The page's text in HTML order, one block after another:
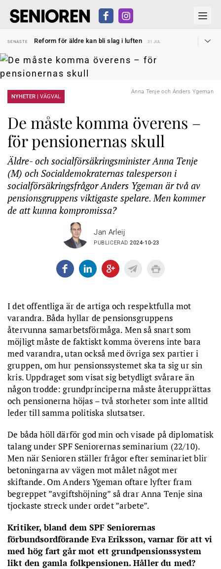
SENASTE
Reform för äldre kan bli slag i luften
31 JUL
SENASTE
Dom öppnar för rätt till garantipension
30 JUL
Snart kan telefonförsäljning förbjudas i Sverige
SENASTE
Hyror rusar ifrån äldres bostadstillägg
Sven Hagströmer sommarpratar
26 JUL
Reform för äldre kan bli slag i luften
Anna Tenje och Anders Ygeman
NYHETER | VÄGVAL
De måste komma överens –
för pensionernas skull
Äldre- och socialförsäkringsminister Anna Tenje
(M) och Socialdemokraternas talesperson i
socialförsäkringsfrågor Anders Ygeman är två av
pensionsgruppens viktigaste spelare. Men kommer
de att kunna kompromissa?
Jan Arleij
PUBLICERAD2024-10-23
I det offentliga är de artiga och respektfulla mot
varandra. Båda hyllar de pensionsgruppens
återvunna samarbetsförmåga. Men så snart som
möjligt måste de faktiskt komma överens inte bara
med varandra, utan också med övriga sex partier i
gruppen, om hur pensionssystemet ska ta sig ur sin
kris. Uppdraget som visat sig betydligt svårare än
någon trodde: grundprinciperna måste återupprättas
och pensionerna höjas – två storheter som inte alltid
leder till samma politiska slutsatser.
De båda höll därför god min och visade på diplomatisk
talang under SPF Seniorernas seminarium (22/10).
Men när Senioren ställer frågor efter seminariet blir
betoningarna av vägen mot målet något mer
skiftande. Om Anders Ygeman oftare lyfter fram
begreppet ”avgiftshöjning” så drar Anna Tenje sina
tjockaste streck under ordet ”arbete”.
Kritiker, bland dem SPF Seniorernas
förbundsordförande Eva Eriksson, varnar för att vi
med hög fart går mot ett grundpensionssystem
likt den gamla folkpensionen. Håller du med?